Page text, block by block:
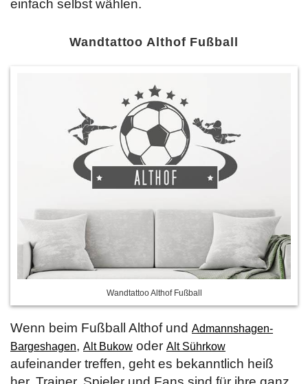
einfach selbst wählen.
Wandtattoo Althof Fußball
Wandtattoo Althof Fußball
Wenn beim Fußball Althof und Admannshagen-
Bargeshagen, Alt Bukow oder Alt Sührkow
aufeinander treffen, geht es bekanntlich heiß